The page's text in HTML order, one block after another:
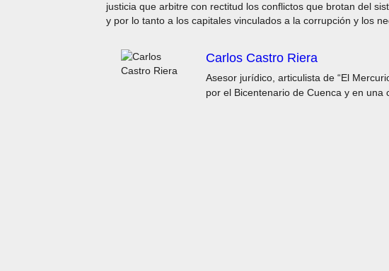
justicia que arbitre con rectitud los conflictos que brotan del
y por lo tanto a los capitales vinculados a la corrupción y los
Carlos Castro Riera
Asesor jurídico, articulista de “El
por el Bicentenario de Cuenca y en una